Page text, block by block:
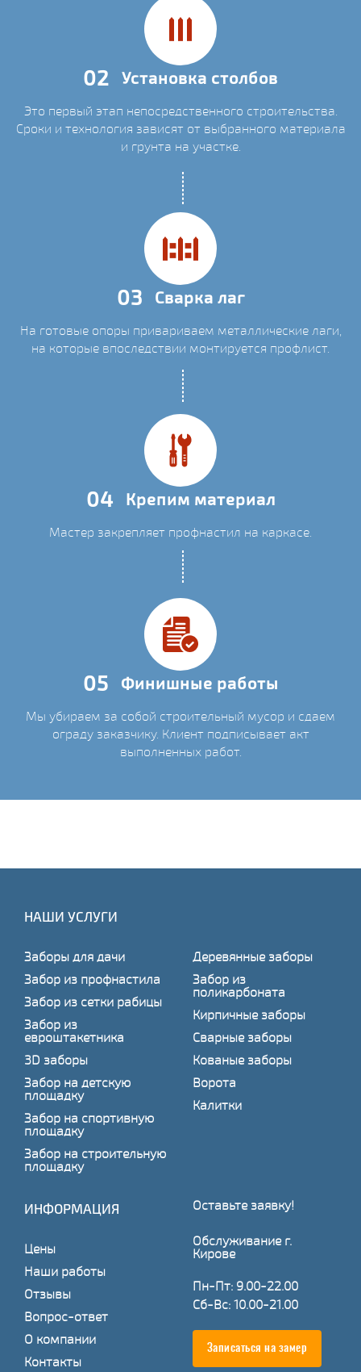
02 Установка столбов
Это первый этап непосредственного строительства.
Сроки и технология зависят от выбранного материала
и грунта на участке.
03 Сварка лаг
На готовые опоры привариваем металлические лаги,
на которые впоследствии монтируется профлист.
04 Крепим материал
Мастер закрепляет профнастил на каркасе.
05 Финишные работы
Мы убираем за собой строительный мусор и сдаем
ограду заказчику. Клиент подписывает акт
выполненных работ.
НАШИ УСЛУГИ
Заборы для дачи
Забор из профнастила
Забор из сетки рабицы
Забор из
евроштакетника
3D заборы
Забор на детскую
площадку
Забор на спортивную
площадку
Забор на строительную
площадку
Деревянные заборы
Забор из
поликарбоната
Кирпичные заборы
Сварные заборы
Кованые заборы
Ворота
Калитки
ИНФОРМАЦИЯ
Цены
Наши работы
Отзывы
Вопрос-ответ
О компании
Контакты
Оставьте заявку!
Обслуживание г.
Кирове
Пн-Пт: 9.00-22.00
Сб-Вс: 10.00-21.00
Записаться на замер